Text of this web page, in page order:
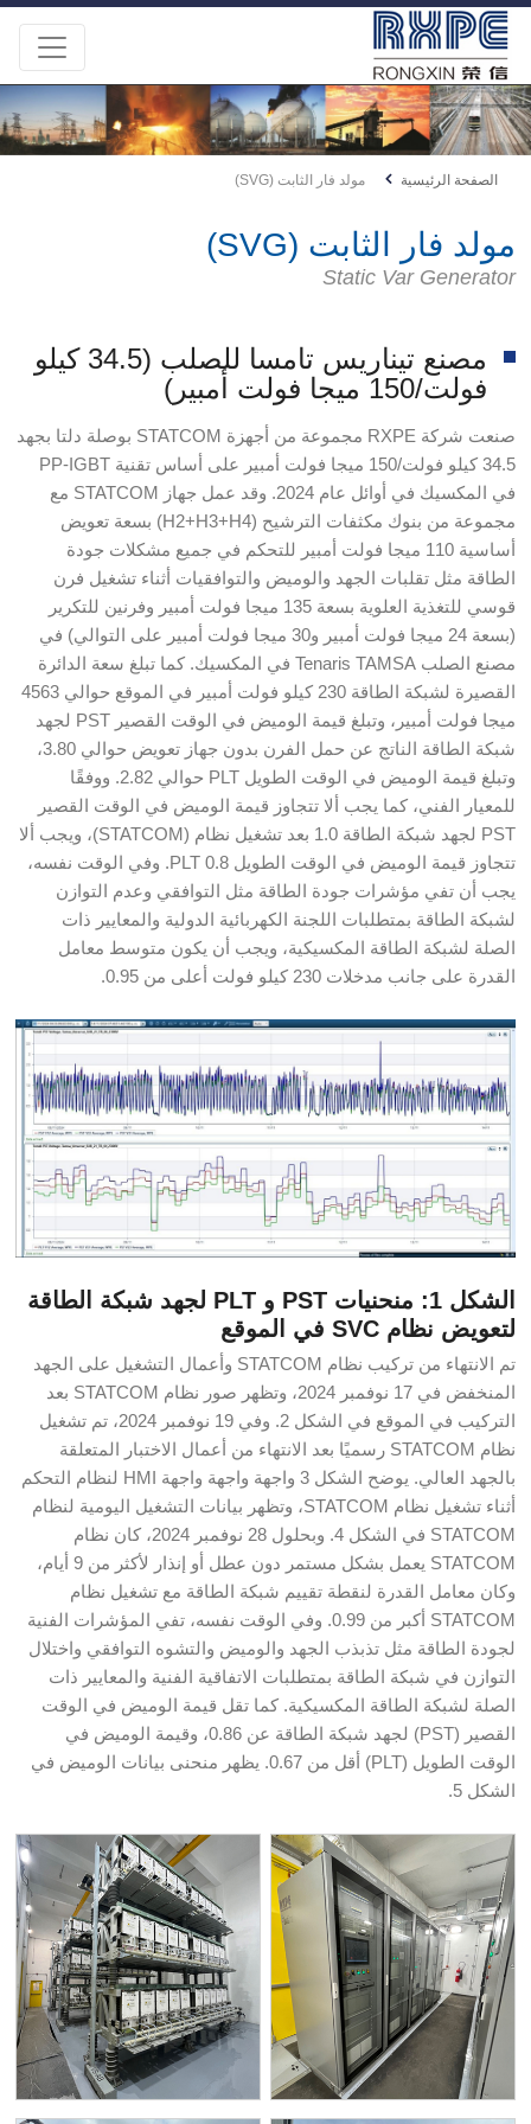
الصفحة الرئيسية مولد فار الثابت (SVG)
مولد فار الثابت (SVG)
Static Var Generator
مصنع تيناريس تامسا للصلب (34.5 كيلو
فولت/150 ميجا فولت أمبير)
صنعت شركة RXPE مجموعة من أجهزة STATCOM بوصلة دلتا بجهد
34.5 كيلو فولت/150 ميجا فولت أمبير على أساس تقنية PP-IGBT
في المكسيك في أوائل عام 2024. وقد عمل جهاز STATCOM مع
مجموعة من بنوك مكثفات الترشيح (H2+H3+H4) بسعة تعويض
أساسية 110 ميجا فولت أمبير للتحكم في جميع مشكلات جودة
الطاقة مثل تقلبات الجهد والوميض والتوافقيات أثناء تشغيل فرن
قوسي للتغذية العلوية بسعة 135 ميجا فولت أمبير وفرنين للتكرير
(بسعة 24 ميجا فولت أمبير و30 ميجا فولت أمبير على التوالي) في
مصنع الصلب Tenaris TAMSA في المكسيك. كما تبلغ سعة الدائرة
القصيرة لشبكة الطاقة 230 كيلو فولت أمبير في الموقع حوالي 4563
ميجا فولت أمبير، وتبلغ قيمة الوميض في الوقت القصير PST لجهد
شبكة الطاقة الناتج عن حمل الفرن بدون جهاز تعويض حوالي 3.80،
وتبلغ قيمة الوميض في الوقت الطويل PLT حوالي 2.82. ووفقًا
للمعيار الفني، كما يجب ألا تتجاوز قيمة الوميض في الوقت القصير
PST لجهد شبكة الطاقة 1.0 بعد تشغيل نظام (STATCOM)، ويجب ألا
تتجاوز قيمة الوميض في الوقت الطويل PLT 0.8. وفي الوقت نفسه،
يجب أن تفي مؤشرات جودة الطاقة مثل التوافقي وعدم التوازن
لشبكة الطاقة بمتطلبات اللجنة الكهربائية الدولية والمعايير ذات
الصلة لشبكة الطاقة المكسيكية، ويجب أن يكون متوسط معامل
القدرة على جانب مدخلات 230 كيلو فولت أعلى من 0.95.
الشكل 1: منحنيات PST و PLT لجهد شبكة الطاقة
لتعويض نظام SVC في الموقع
تم الانتهاء من تركيب نظام STATCOM وأعمال التشغيل على الجهد
المنخفض في 17 نوفمبر 2024، وتظهر صور نظام STATCOM بعد
التركيب في الموقع في الشكل 2. وفي 19 نوفمبر 2024، تم تشغيل
نظام STATCOM رسميًا بعد الانتهاء من أعمال الاختبار المتعلقة
بالجهد العالي. يوضح الشكل 3 واجهة واجهة واجهة HMI لنظام التحكم
أثناء تشغيل نظام STATCOM، وتظهر بيانات التشغيل اليومية لنظام
STATCOM في الشكل 4. وبحلول 28 نوفمبر 2024، كان نظام
STATCOM يعمل بشكل مستمر دون عطل أو إنذار لأكثر من 9 أيام،
وكان معامل القدرة لنقطة تقييم شبكة الطاقة مع تشغيل نظام
STATCOM أكبر من 0.99. وفي الوقت نفسه، تفي المؤشرات الفنية
لجودة الطاقة مثل تذبذب الجهد والوميض والتشوه التوافقي واختلال
التوازن في شبكة الطاقة بمتطلبات الاتفاقية الفنية والمعايير ذات
الصلة لشبكة الطاقة المكسيكية. كما تقل قيمة الوميض في الوقت
القصير (PST) لجهد شبكة الطاقة عن 0.86، وقيمة الوميض في
الوقت الطويل (PLT) أقل من 0.67. يظهر منحنى بيانات الوميض في
الشكل 5.